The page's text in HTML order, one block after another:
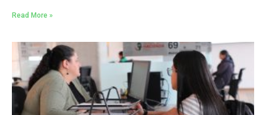
Read More »